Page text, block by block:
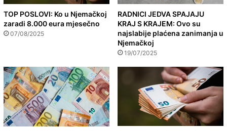
TOP POSLOVI: Ko u Njemačkoj
zaradi 8.000 eura mjesečno
07/08/2025
RADNICI JEDVA SPAJAJU
KRAJ S KRAJEM: Ovo su
najslabije plaćena zanimanja u
Njemačkoj
19/07/2025